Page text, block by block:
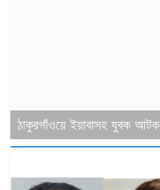
ঠাকুরগাঁওয়ে ইয়াবাসহ যুবক আটক